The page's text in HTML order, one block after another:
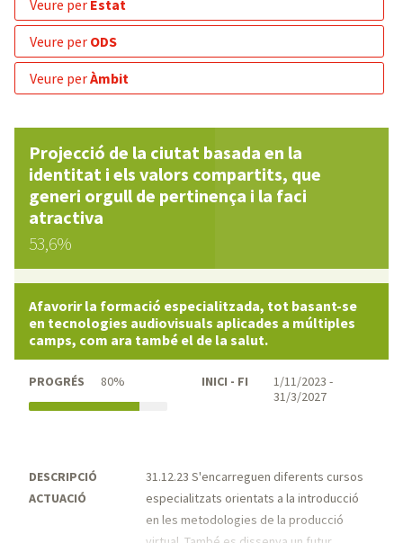
veure per Estat
veure per ODS
veure perÀmbit
Projecció de la ciutat basada en la
identitat i els valors compartits, que
generi orgull de pertinença i la faci
atractiva
53,6%
Afavorir la formació especialitzada, tot basant-se
en tecnologies audiovisuals aplicades a múltiples
camps, com ara també el de la salut.
PROGRÉS 80% INICI - FI
1/11/2023 -
31/3/2027
DESCRIPCIÓ
ACTUACIÓ
31.12.23 S'encarreguen diferents cursos
especialitzats orientats a la introducció
en les metodologies de la producció